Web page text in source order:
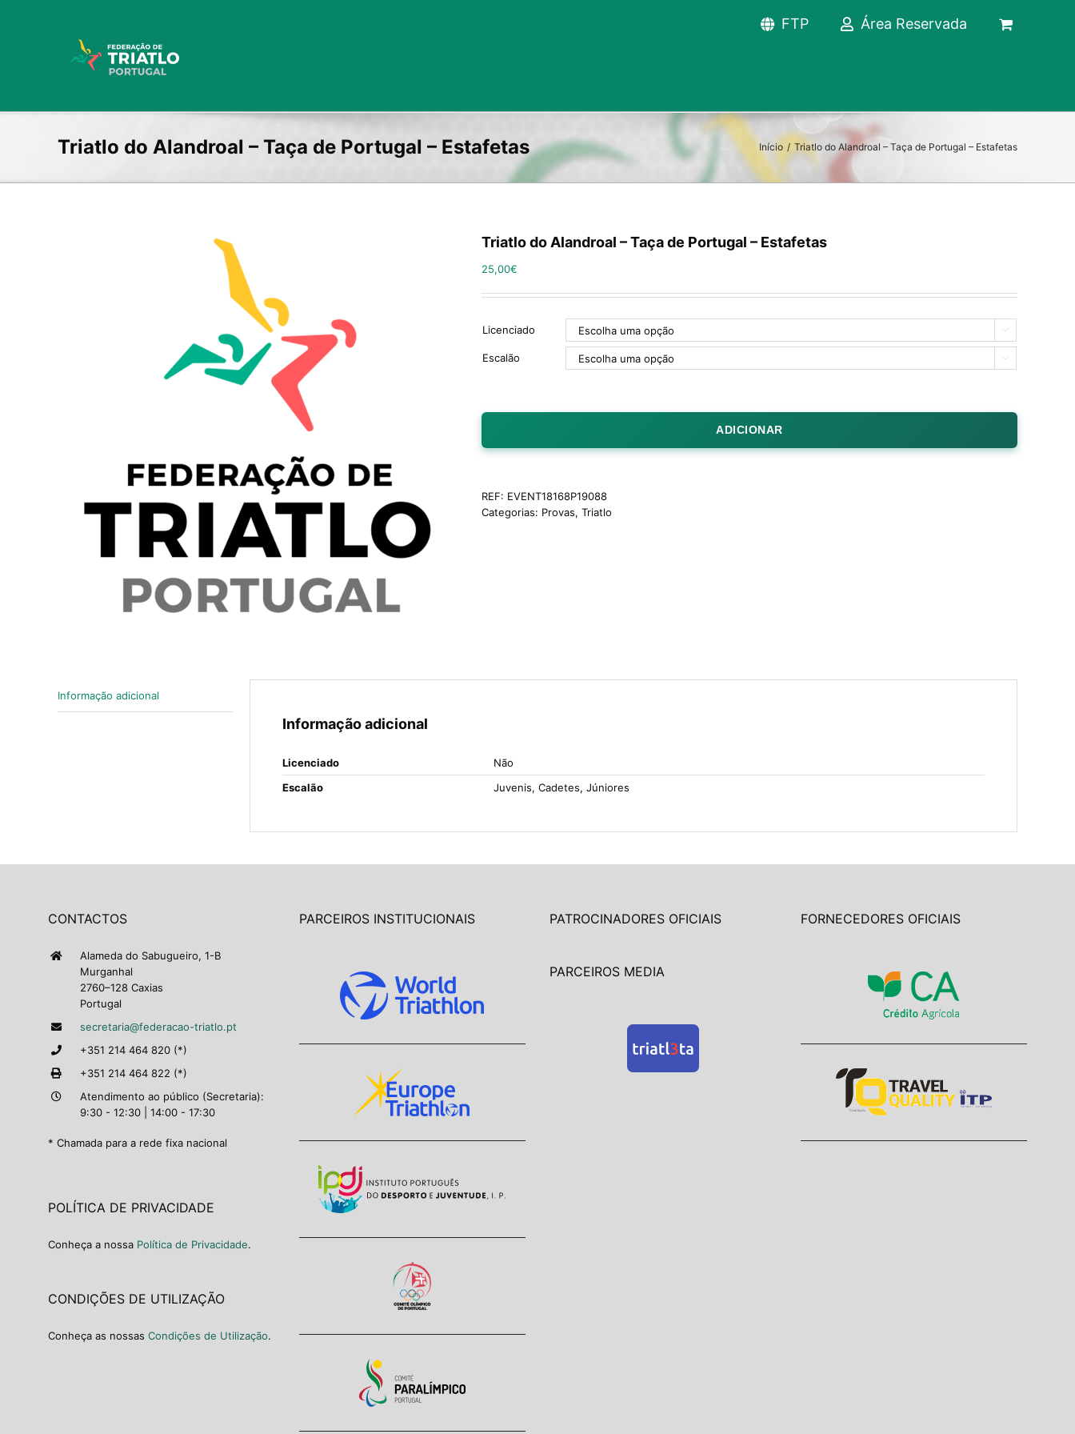
FTP Área Reservada
Triatlo do Alandroal – Taça de Portugal – Estafetas Início / Triatlo do Alandroal – Taça de Portugal – Estafetas
Triatlo do Alandroal – Taça de Portugal – Estafetas
25,00€
Licenciado 
Escalão 
ADICIONAR
REF: EVENT18168P19088
Categorias: Provas, Triatlo
Informação adicional
Informação adicional
Licenciado
Não
Escalão
Juvenis, Cadetes, Júniores
CONTACTOS
Alameda do Sabugueiro, 1-B
Murganhal
2760–128 Caxias
Portugal
secretaria@federacao-triatlo.pt
+351 214 464 820 (*)
+351 214 464 822 (*)
Atendimento ao público (Secretaria):
9:30 - 12:30 | 14:00 - 17:30
* Chamada para a rede fixa nacional
POLÍTICA DE PRIVACIDADE
Conheça a nossa Política de Privacidade.
CONDIÇÕES DE UTILIZAÇÃO
Conheça as nossas Condições de Utilização.
PARCEIROS INSTITUCIONAIS PATROCINADORES OFICIAIS
PARCEIROS MEDIA
FORNECEDORES OFICIAIS